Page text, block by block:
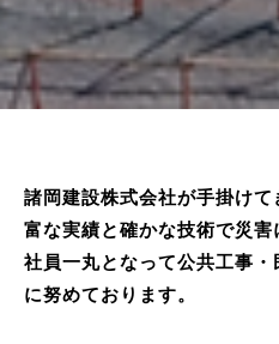
諸岡建設株式会社が手掛けて
富な実績と確かな技術で災害
社員一丸となって公共工事
に努めております。